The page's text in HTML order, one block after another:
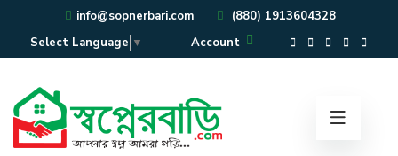
info@sopnerbari.com
(880) 1913604328
Select Language ▼ Account